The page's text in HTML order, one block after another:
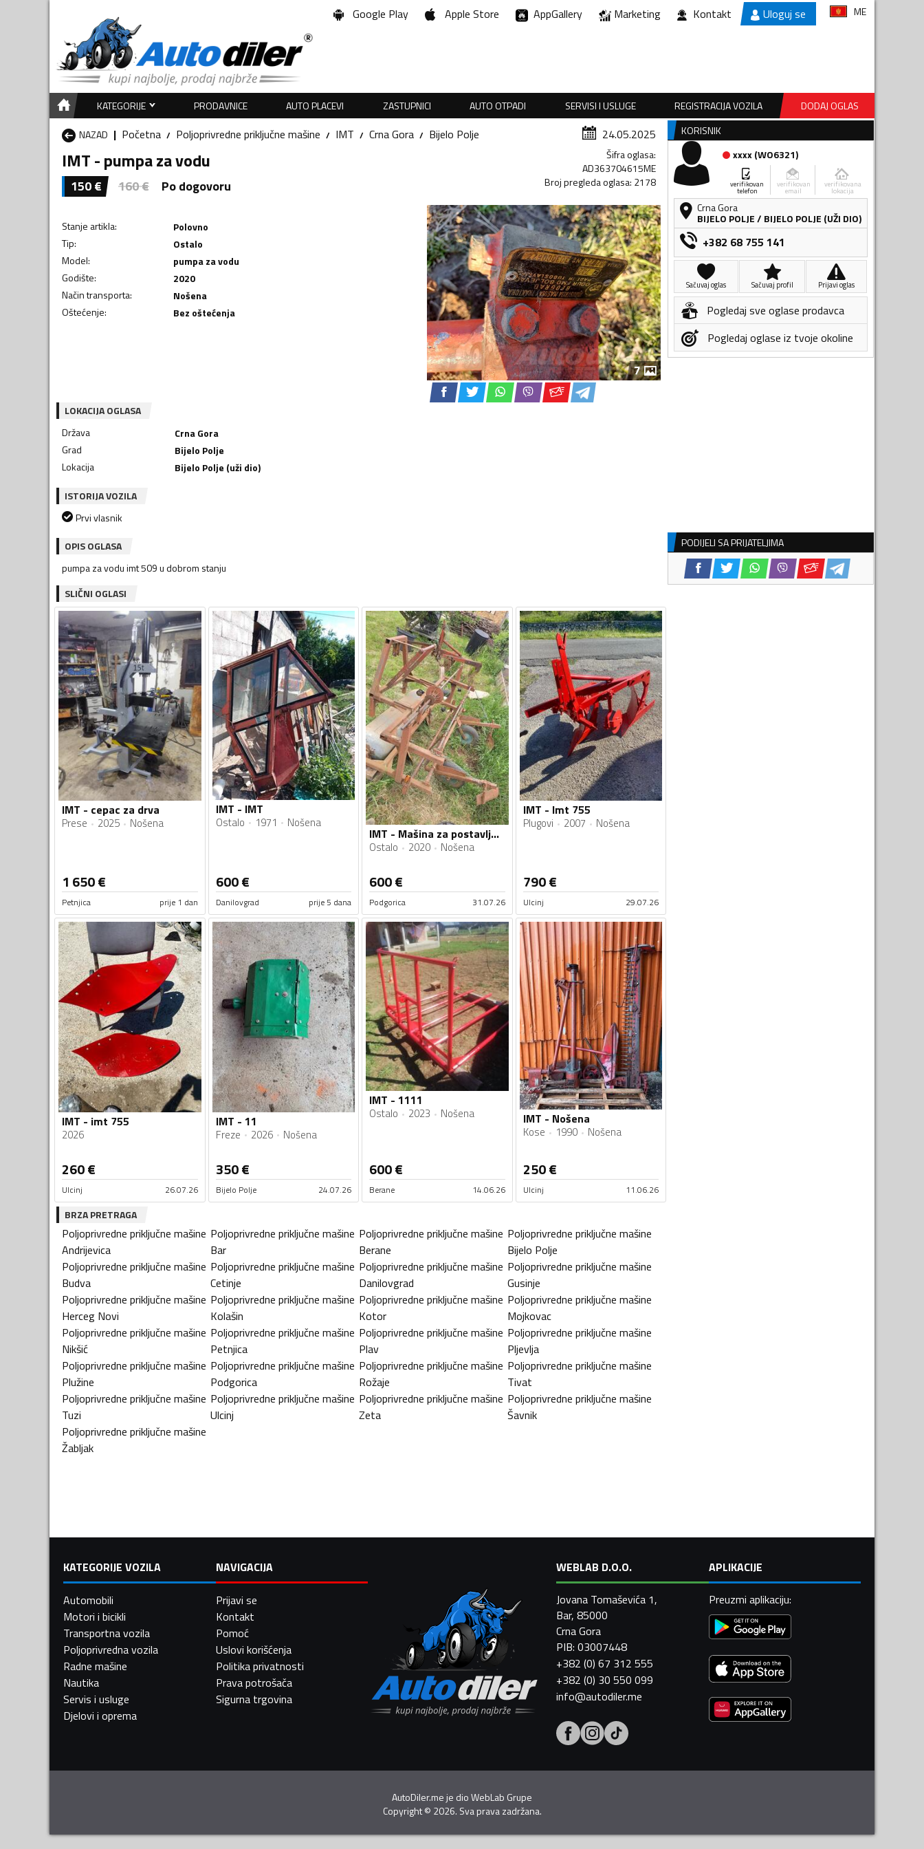
Google Play Apple Store AppGallery Marketing Kontakt Uloguj se ME
KATEGORIJE PRODAVNICE AUTO PLACEVI ZASTUPNICI AUTO OTPADI SERVISI I USLUGE REGISTRACIJA VOZILA
DODAJ OGLAS
NAZAD
Početna Poljoprivredne priključne mašine IMT Crna Gora Bijelo Polje 24.05.2025
IMT - pumpa za vodu
150€ 160€ Po dogovoru
Šifra oglasa:
AD363704615ME
Broj pregleda oglasa: 2178
Stanje artikla:
Polovno
Tip:
Ostalo
Model:
pumpa za vodu
Godište:
2020
Način transporta:
Nošena
Oštećenje: Bez oštećenja
7
LOKACIJA OGLASA
Država
Crna Gora
Grad
Bijelo Polje
Lokacija
Bijelo Polje (uži dio)
ISTORIJA VOZILA
Prvi vlasnik
OPIS OGLASA
pumpa za vodu imt 509 u dobrom stanju
SLIČNI OGLASI
IMT - cepac za drva
Prese 2025 Nošena
1 650€
Petnjica prije 1 dan
IMT - IMT
Ostalo 1971 Nošena
600€
Danilovgrad prije 5 dana
IMT - Mašina za postavljanje folije
Ostalo 2020 Nošena
600€
Podgorica 31.07.26
IMT - Imt 755
Plugovi 2007 Nošena
790€
Ulcinj 29.07.26
IMT - imt 755
2026
260€
Ulcinj 26.07.26
IMT - 11
Freze 2026 Nošena
350€
Bijelo Polje 24.07.26
IMT - 1111
Ostalo 2023 Nošena
600€
Berane 14.06.26
IMT - Nošena
Kose 1990 Nošena
250€
Ulcinj 11.06.26
BRZA PRETRAGA
Poljoprivredne priključne mašine
Andrijevica
Poljoprivredne priključne mašine
Bar
Poljoprivredne priključne mašine
Berane
Poljoprivredne priključne mašine
Bijelo Polje
Poljoprivredne priključne mašine
Budva
Poljoprivredne priključne mašine
Cetinje
Poljoprivredne priključne mašine
Danilovgrad
Poljoprivredne priključne mašine
Gusinje
Poljoprivredne priključne mašine
Herceg Novi
Poljoprivredne priključne mašine
Kolašin
Poljoprivredne priključne mašine
Kotor
Poljoprivredne priključne mašine
Mojkovac
Poljoprivredne priključne mašine
Nikšić
Poljoprivredne priključne mašine
Petnjica
Poljoprivredne priključne mašine
Plav
Poljoprivredne priključne mašine
Pljevlja
Poljoprivredne priključne mašine
Plužine
Poljoprivredne priključne mašine
Podgorica
Poljoprivredne priključne mašine
Rožaje
Poljoprivredne priključne mašine
Tivat
Poljoprivredne priključne mašine
Tuzi
Poljoprivredne priključne mašine
Ulcinj
Poljoprivredne priključne mašine
Zeta
Poljoprivredne priključne mašine
Šavnik
Poljoprivredne priključne mašine
Žabljak
KORISNIK
xxxx(WO6321)
verifikovan
telefon
verifikovan
email
verifikovana
lokacija
Crna Gora
BIJELO POLJE/ BIJELO POLJE (UŽI DIO)
+382 68 755 141
Sačuvaj oglas Sačuvaj profil Prijavi oglas
Pogledaj sve oglase prodavca
Pogledaj oglase iz tvoje okoline
PODIJELI SA PRIJATELJIMA
KATEGORIJE VOZILA
Automobili
Motori i bicikli
Transportna vozila
Poljoprivredna vozila
Radne mašine
Nautika
Servis i usluge
Djelovi i oprema
NAVIGACIJA
Prijavi se
Kontakt
Pomoć
Uslovi korišćenja
Politika privatnosti
Prava potrošača
Sigurna trgovina
WEBLAB D.O.O.
Jovana Tomaševića 1,
Bar, 85000
Crna Gora
PIB: 03007448
+382 (0) 67 312 555
+382 (0) 30 550 099
info@autodiler.me
APLIKACIJE
Preuzmi aplikaciju:
AutoDiler.me je dioWebLab Grupe
Copyright© 2026. Sva prava zadržana.